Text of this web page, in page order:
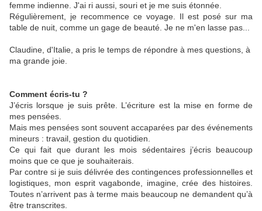
femme indienne. J'ai ri aussi, souri et je me suis étonnée.
Régulièrement, je recommence ce voyage. Il est posé sur ma
table de nuit, comme un gage de beauté. Je ne m'en lasse pas...
Claudine, d'Italie, a pris le temps de répondre à mes questions, à
ma grande joie.
Comment écris-tu ?
J’écris lorsque je suis prête. L’écriture est la mise en forme de
mes pensées.
Mais mes pensées sont souvent accaparées par des événements
mineurs : travail, gestion du quotidien.
Ce qui fait que durant les mois sédentaires j’écris beaucoup
moins que ce que je souhaiterais.
Par contre si je suis délivrée des contingences professionnelles et
logistiques, mon esprit vagabonde, imagine, crée des histoires.
Toutes n’arrivent pas à terme mais beaucoup ne demandent qu’à
être transcrites.